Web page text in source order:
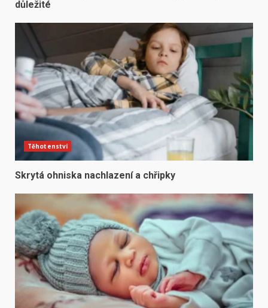
důležité
Těhotenství
Skrytá ohniska nachlazení a chřipky